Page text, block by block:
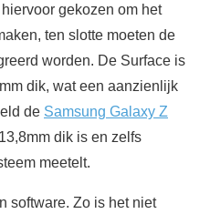
gekozen om het
ten slotte moeten de
worden. De Surface is
dik, wat een aanzienlijk
de Samsung Galaxy Z
dik is en zelfs
meetelt.
software. Zo is het niet